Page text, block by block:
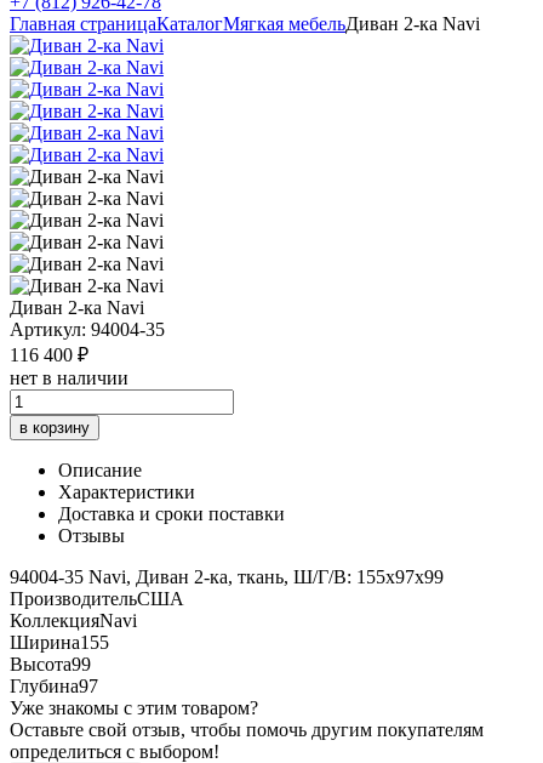
Главная страницаКаталогМягкая мебельДиван 2-ка Navi
Диван 2-ка Navi
Артикул: 94004-35
116 400 ₽
нет в наличии
в корзину
Описание
Характеристики
Доставка и сроки поставки
Отзывы
94004-35 Navi, Диван 2-ка, ткань, Ш/Г/В: 155х97х99
ПроизводительСША
КоллекцияNavi
Ширина155
Высота99
Глубина97
Уже знакомы с этим товаром?
Оставьте свой отзыв, чтобы помочь другим покупателям
определиться с выбором!